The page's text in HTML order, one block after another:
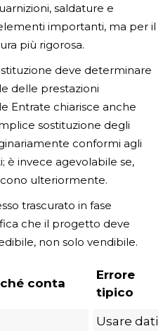
saldature e
importanti, ma per il
più rigorosa.
deve determinare
delle prestazioni
Entrate chiarisce anche
sostituzione degli
conformi agli
è invece agevolabile se,
ulteriormente.
trascurato in fase
che il progetto deve
non solo vendibile.
conta
Errore
tipico
Usare dati